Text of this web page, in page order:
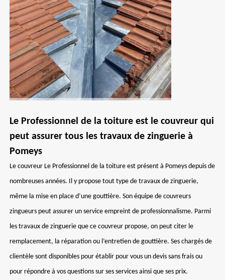
Le Professionnel de la toiture est le couvreur qui
peut assurer tous les travaux de zinguerie à
Pomeys
Le couvreur Le Professionnel de la toiture est présent à Pomeys depuis de
nombreuses années. Il y propose tout type de travaux de zinguerie,
même la mise en place d’une gouttière. Son équipe de couvreurs
zingueurs peut assurer un service empreint de professionnalisme. Parmi
les travaux de zinguerie que ce couvreur propose, on peut citer le
remplacement, la réparation ou l’entretien de gouttière. Ses chargés de
clientèle sont disponibles pour établir pour vous un devis sans frais ou
pour répondre à vos questions sur ses services ainsi que ses prix.